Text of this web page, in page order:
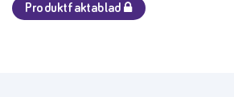
Produktfaktablad